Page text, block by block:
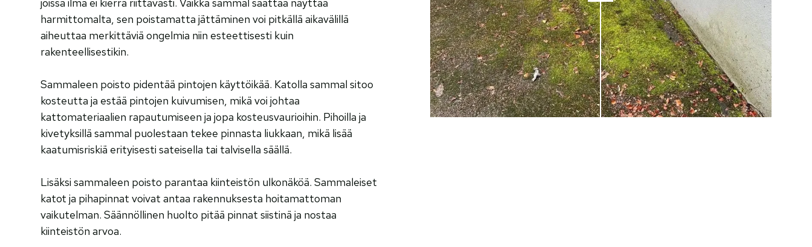
joissa ilma ei kierrä riittävästi. Vaikka sammal saattaa näyttää
harmittomalta, sen poistamatta jättäminen voi pitkällä aikavälillä
aiheuttaa merkittäviä ongelmia niin esteettisesti kuin
rakenteellisestikin.
Sammaleen poisto pidentää pintojen käyttöikää. Katolla sammal sitoo
kosteutta ja estää pintojen kuivumisen, mikä voi johtaa
kattomateriaalien rapautumiseen ja jopa kosteusvaurioihin. Pihoilla ja
kivetyksillä sammal puolestaan tekee pinnasta liukkaan, mikä lisää
kaatumisriskiä erityisesti sateisella tai talvisella säällä.
Lisäksi sammaleen poisto parantaa kiinteistön ulkonäköä. Sammaleiset
katot ja pihapinnat voivat antaa rakennuksesta hoitamattoman
vaikutelman. Säännöllinen huolto pitää pinnat siistinä ja nostaa
kiinteistön arvoa.